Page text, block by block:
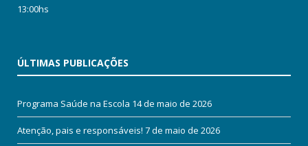
13:00hs
ÚLTIMAS PUBLICAÇÕES
Programa Saúde na Escola 14 de maio de 2026
Atenção, pais e responsáveis! 7 de maio de 2026